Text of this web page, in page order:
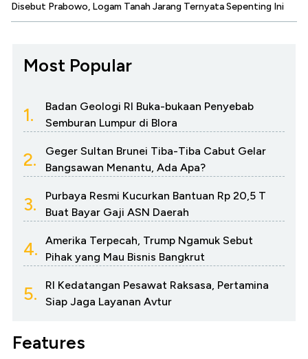
Disebut Prabowo, Logam Tanah Jarang Ternyata Sepenting Ini
Most Popular
1.
Badan Geologi RI Buka-bukaan Penyebab
Semburan Lumpur di Blora
2.
Geger Sultan Brunei Tiba-Tiba Cabut Gelar
Bangsawan Menantu, Ada Apa?
3.
Purbaya Resmi Kucurkan Bantuan Rp 20,5 T
Buat Bayar Gaji ASN Daerah
4.
Amerika Terpecah, Trump Ngamuk Sebut
Pihak yang Mau Bisnis Bangkrut
5.
RI Kedatangan Pesawat Raksasa, Pertamina
Siap Jaga Layanan Avtur
Features